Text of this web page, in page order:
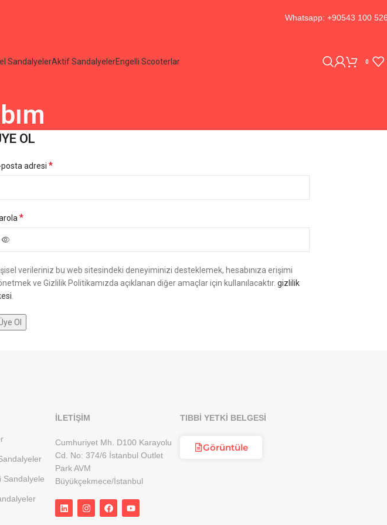
Whatsapp: +90543 100
SandalyelerAktif SandalyelerEngelli Scooterlar 0
OL
posta adresi *
*
verileriniz bu web sitesindeki deneyiminizi desteklemek, hesabınıza erişimi
ve Gizlilik Politikamızda açıklanan diğer amaçlar için kullanılacaktır. gizlilik
Ol
Sandalyele
İLETİŞİM
Cumhuriyet Mh. D100 Karayolu
Cd. No: 374/6 İstanbul Outlet
Park AVM
Büyükçekmece/İstanbul
TIBBİ YETKİ BELGESİ
Görüntüle